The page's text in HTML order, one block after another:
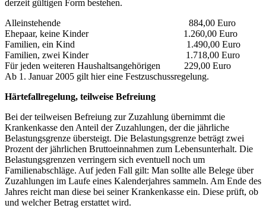
derzeit gültigen Form bestehen.
Alleinstehende 884,00 Euro
Ehepaar, keine Kinder 1.260,00 Euro
Familien, ein Kind 1.490,00 Euro
Familien, zwei Kinder 1.718,00 Euro
Für jeden weiteren Haushaltsangehörigen 229,00 Euro
Ab 1. Januar 2005 gilt hier eine Festzuschussregelung.
Härtefallregelung, teilweise Befreiung
Bei der teilweisen Befreiung zur Zuzahlung übernimmt die
Krankenkasse den Anteil der Zuzahlungen, der die jährliche
Belastungsgrenze übersteigt. Die Belastungsgrenze beträgt zwei
Prozent der jährlichen Bruttoeinnahmen zum Lebensunterhalt. Die
Belastungsgrenzen verringern sich eventuell noch um
Familienabschläge. Auf jeden Fall gilt: Man sollte alle Belege über
Zuzahlungen im Laufe eines Kalenderjahres sammeln. Am Ende des
Jahres reicht man diese bei seiner Krankenkasse ein. Diese prüft, ob
und welcher Betrag erstattet wird.